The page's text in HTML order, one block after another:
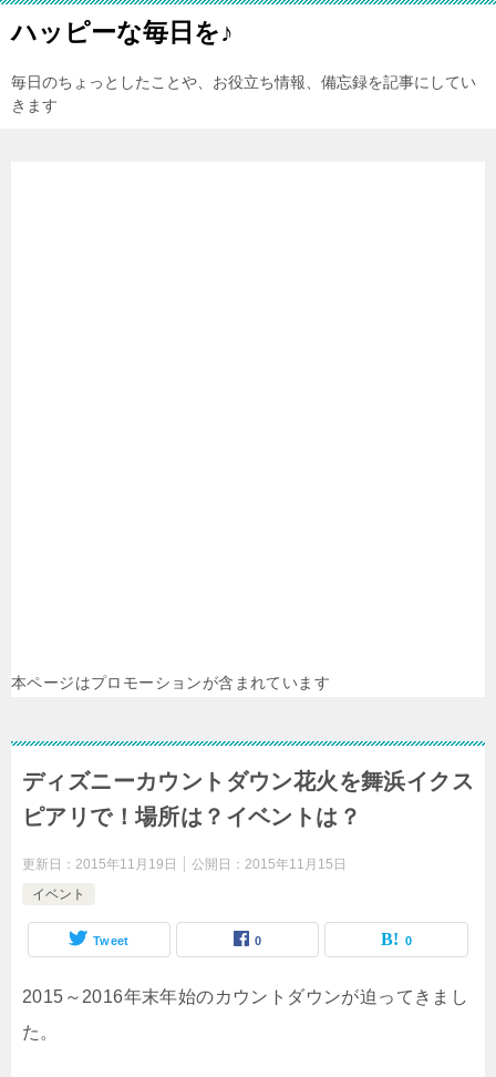
ハッピーな毎日を♪
毎日のちょっとしたことや、お役立ち情報、備忘録を記事にしてい
きます
本ページはプロモーションが含まれています
ディズニーカウントダウン花火を舞浜イクス
ピアリで！場所は？イベントは？
更新日： 2015年11月19日 公開日： 2015年11月15日
イベント
Tweet 0 0
2015～2016年末年始のカウントダウンが迫ってきまし
た。